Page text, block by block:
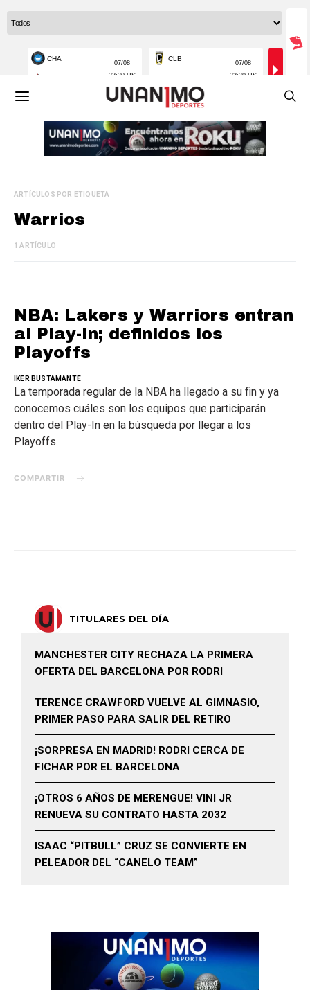
ARTÍCULOS POR ETIQUETA
Warrios
1 ARTÍCULO
NBA: Lakers y Warriors entran
al Play-In; definidos los
Playoffs
IKER BUSTAMANTE
La temporada regular de la NBA ha llegado a su fin y ya
conocemos cuáles son los equipos que participarán
dentro del Play-In en la búsqueda por llegar a los
Playoffs.
COMPARTIR
TITULARES DEL DÍA
MANCHESTER CITY RECHAZA LA PRIMERA
OFERTA DEL BARCELONA POR RODRI
TERENCE CRAWFORD VUELVE AL GIMNASIO,
PRIMER PASO PARA SALIR DEL RETIRO
¡SORPRESA EN MADRID! RODRI CERCA DE
FICHAR POR EL BARCELONA
¡OTROS 6 AÑOS DE MERENGUE! VINI JR
RENUEVA SU CONTRATO HASTA 2032
ISAAC “PITBULL” CRUZ SE CONVIERTE EN
PELEADOR DEL “CANELO TEAM”